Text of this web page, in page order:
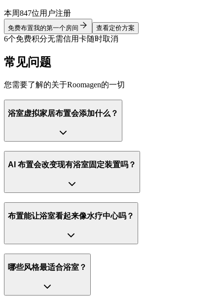
本周847位用户注册
免费布置我的第一个房间 查看定价方案
6个免费积分无需信用卡随时取消
常见问题
您需要了解的关于Roomagen的一切
浴室虚拟家居布置会添加什么？
AI 布置会改变现有浴室固定装置吗？
布置能让浴室看起来像水疗中心吗？
哪些风格最适合浴室？